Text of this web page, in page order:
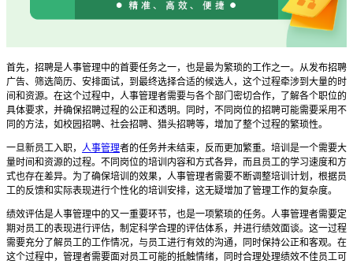
首先，招聘是人事管理中的首要任务之一，也是最为繁琐的工作之一。从发布招聘
广告、筛选简历、安排面试，到最终选择合适的候选人，这个过程牵涉到大量的时
间和资源。在这个过程中，人事管理者需要与各个部门密切合作，了解各个职位的
具体要求，并确保招聘过程的公正和透明。同时，不同岗位的招聘可能需要采用不
同的方法，如校园招聘、社会招聘、猎头招聘等，增加了整个过程的繁琐性。
一旦新员工入职， 人事管理者的任务并未结束，反而更加繁重。培训是一个需要大
量时间和资源的过程。不同岗位的培训内容和方式各异，而且员工的学习速度和方
式也存在差异。为了确保培训的效果，人事管理者需要不断调整培训计划，根据员
工的反馈和实际表现进行个性化的培训安排，这无疑增加了管理工作的复杂度。
绩效评估是人事管理中的又一重要环节，也是一项繁琐的任务。人事管理者需要定
期对员工的表现进行评估，制定科学合理的评估体系，并进行绩效面谈。这一过程
需要充分了解员工的工作情况，与员工进行有效的沟通，同时保持公正和客观。在
这个过程中，管理者需要面对员工可能的抵触情绪，同时合理处理绩效不佳员工可